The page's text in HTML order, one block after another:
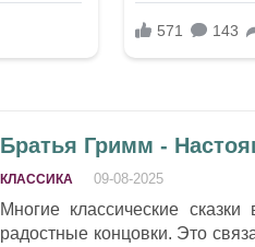
Братья Гримм -
КЛАССИКА 09-08-2025
Многие классические
радостные концовки. Это